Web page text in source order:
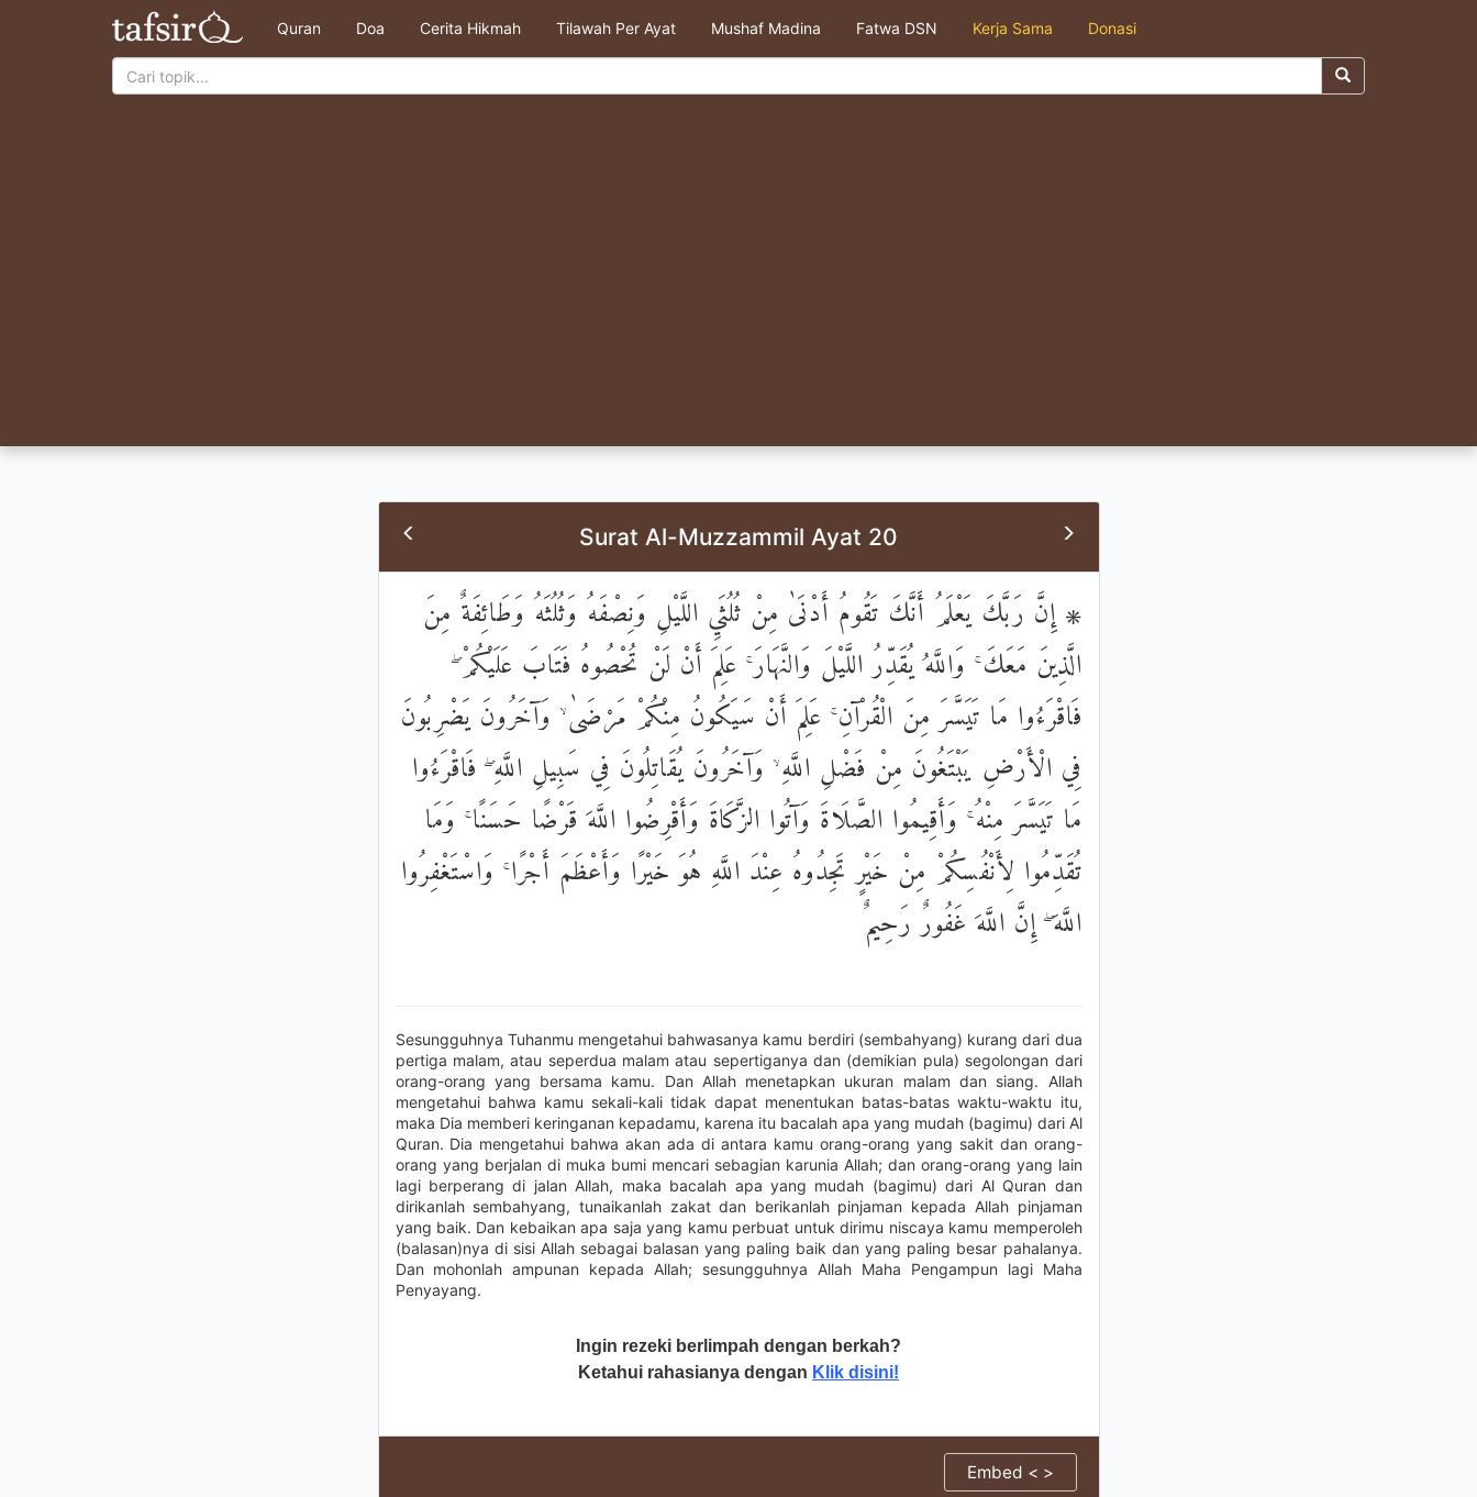
Quran Doa Cerita Hikmah Tilawah Per Ayat Mushaf Madina Fatwa DSN Kerja Sama Donasi
Surat Al-Muzzammil Ayat 20
۞ إِنَّ رَبَّكَ يَعْلَمُ أَنَّكَ تَقُومُ أَدْنَىٰ مِنْ ثُلُثَيِ اللَّيْلِ وَنِصْفَهُ وَثُلُثَهُ وَطَائِفَةٌ مِنَ
الَّذِينَ مَعَكَ ۚ وَاللَّهُ يُقَدِّرُ اللَّيْلَ وَالنَّهَارَ ۚ عَلِمَ أَنْ لَنْ تُحْصُوهُ فَتَابَ عَلَيْكُمْ ۖ
فَاقْرَءُوا مَا تَيَسَّرَ مِنَ الْقُرْآنِ ۚ عَلِمَ أَنْ سَيَكُونُ مِنْكُمْ مَرْضَىٰ ۙ وَآخَرُونَ يَضْرِبُونَ
فِي الْأَرْضِ يَبْتَغُونَ مِنْ فَضْلِ اللَّهِ ۙ وَآخَرُونَ يُقَاتِلُونَ فِي سَبِيلِ اللَّهِ ۖ فَاقْرَءُوا
مَا تَيَسَّرَ مِنْهُ ۚ وَأَقِيمُوا الصَّلَاةَ وَآتُوا الزَّكَاةَ وَأَقْرِضُوا اللَّهَ قَرْضًا حَسَنًا ۚ وَمَا
تُقَدِّمُوا لِأَنْفُسِكُمْ مِنْ خَيْرٍ تَجِدُوهُ عِنْدَ اللَّهِ هُوَ خَيْرًا وَأَعْظَمَ أَجْرًا ۚ وَاسْتَغْفِرُوا
اللَّهَ ۖ إِنَّ اللَّهَ غَفُورٌ رَحِيمٌ
Sesungguhnya Tuhanmu mengetahui bahwasanya kamu berdiri (sembahyang) kurang dari dua
pertiga malam, atau seperdua malam atau sepertiganya dan (demikian pula) segolongan dari
orang-orang yang bersama kamu. Dan Allah menetapkan ukuran malam dan siang. Allah
mengetahui bahwa kamu sekali-kali tidak dapat menentukan batas-batas waktu-waktu itu,
maka Dia memberi keringanan kepadamu, karena itu bacalah apa yang mudah (bagimu) dari Al
Quran. Dia mengetahui bahwa akan ada di antara kamu orang-orang yang sakit dan orang-
orang yang berjalan di muka bumi mencari sebagian karunia Allah; dan orang-orang yang lain
lagi berperang di jalan Allah, maka bacalah apa yang mudah (bagimu) dari Al Quran dan
dirikanlah sembahyang, tunaikanlah zakat dan berikanlah pinjaman kepada Allah pinjaman
yang baik. Dan kebaikan apa saja yang kamu perbuat untuk dirimu niscaya kamu memperoleh
(balasan)nya di sisi Allah sebagai balasan yang paling baik dan yang paling besar pahalanya.
Dan mohonlah ampunan kepada Allah; sesungguhnya Allah Maha Pengampun lagi Maha
Penyayang.
Ingin rezeki berlimpah dengan berkah?
Ketahui rahasianya dengan Klik disini!
Embed < >